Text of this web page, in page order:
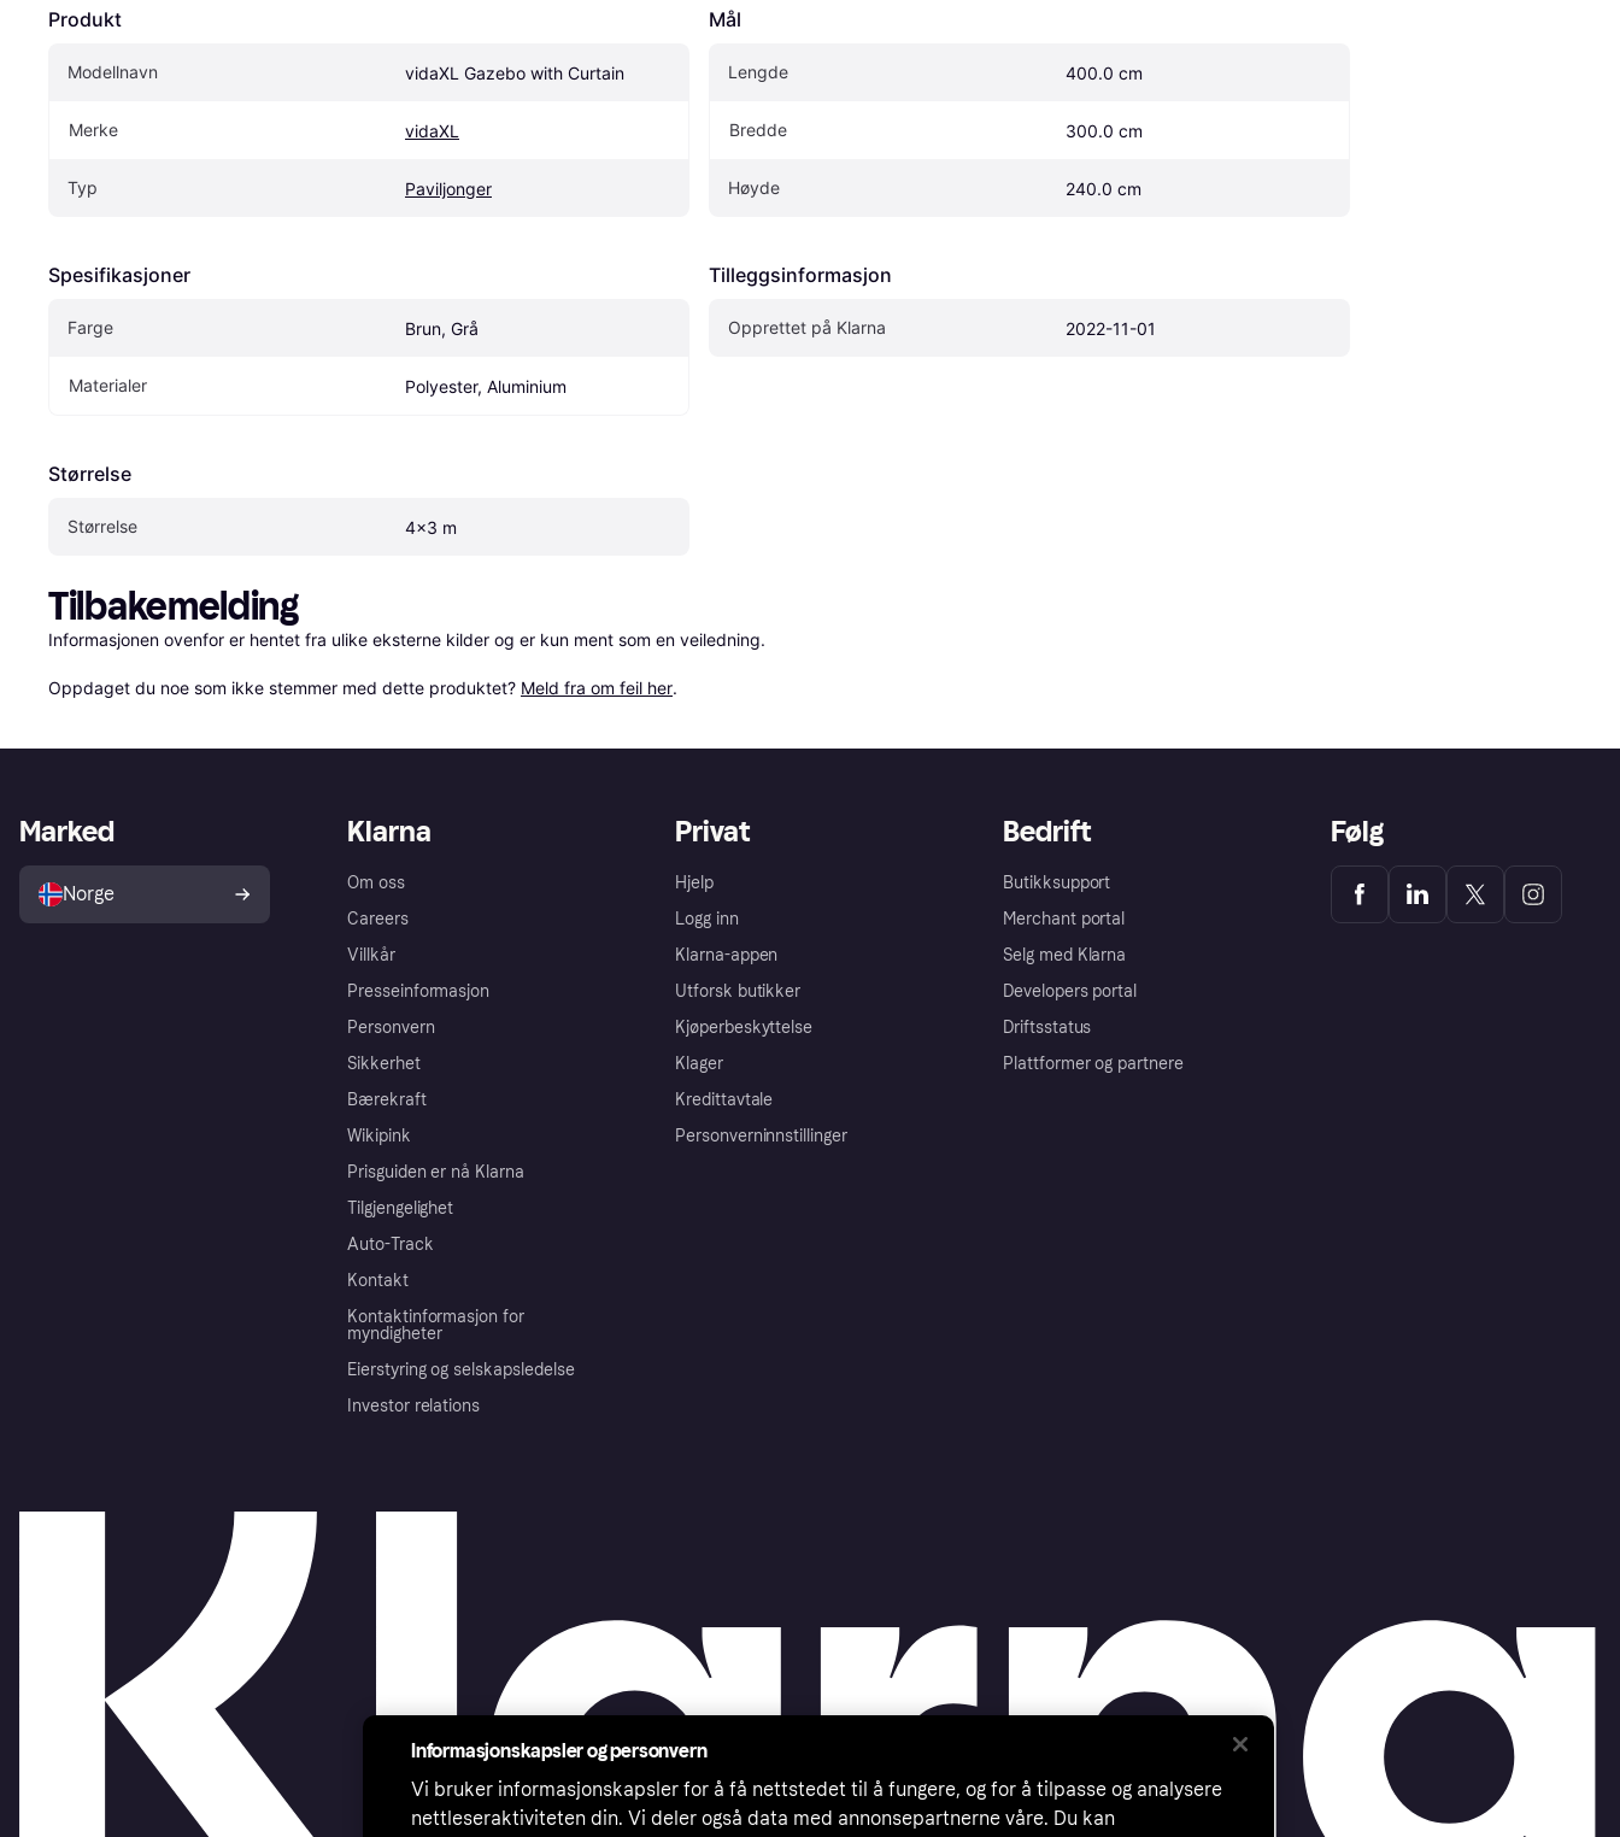
Produkt
Modellnavn vidaXL Gazebo with Curtain
Merke vidaXL
Typ Paviljonger
Spesifikasjoner
Farge Brun, Grå
Materialer Polyester, Aluminium
Størrelse
Størrelse 4x3 m
Mål
Lengde 400.0 cm
Bredde 300.0 cm
Høyde 240.0 cm
Tilleggsinformasjon
Opprettet på Klarna 2022-11-01
Tilbakemelding
Informasjonen ovenfor er hentet fra ulike eksterne kilder og er kun ment som en veiledning.
Oppdaget du noe som ikke stemmer med dette produktet? Meld fra om feil her.
Klarna
Om oss
Careers
Villkår
Presseinformasjon
Personvern
Sikkerhet
Bærekraft
Wikipink
Prisguiden er nå Klarna
Tilgjengelighet
Auto-Track
Kontakt
Kontaktinformasjon for
myndigheter
Eierstyring og selskapsledelse
Investor relations
Privat
Hjelp
Logg inn
Klarna-appen
Utforsk butikker
Kjøperbeskyttelse
Klager
Kredittavtale
Personverninnstillinger
Bedrift
Butikksupport
Merchant portal
Selg med Klarna
Developers portal
Driftsstatus
Plattformer og partnere
Marked
Norge
Følg
Informasjonskapsler og personvern
Vi bruker informasjonskapsler for å få nettstedet til å fungere, og for å tilpasse og analysere
nettleseraktiviteten din. Vi deler også data med annonsepartnerne våre. Du kan